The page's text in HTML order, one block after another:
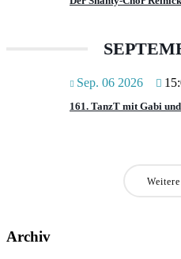
Sep. 06 2026
161. TanzT mit Gabi
Archiv